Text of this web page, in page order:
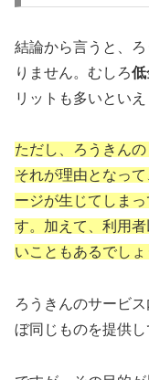
結論から言うと、
りません。むしろ低
リットも多いといえ
ただし、ろうきん
それが理由となっ
ージが生じてしま
す。加えて、利用
いこともあるでしょ
ろうきんのサービ
ぼ同じものを提供し